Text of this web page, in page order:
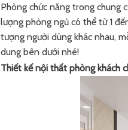
Phòng chức năng trong chung
lượng phòng ngủ có thể từ 1
tượng người dùng khác nhau,
dung bên dưới nhé!
Thiết kế nội thất phòng khách